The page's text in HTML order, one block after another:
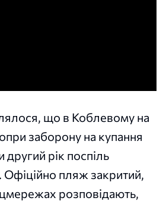
що в Коблевому на
заборону на купання
другий рік поспіль
Офіційно пляж закритий,
розповідають,